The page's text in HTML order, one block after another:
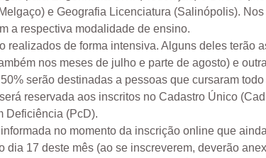
e Geografia Licenciatura (Salinópolis).
a respectiva modalidade de ensino.
realizados de forma intensiva. Alguns deles
nos meses de julho e parte de agosto) e
serão destinadas a pessoas que cursaram
reservada aos inscritos no Cadastro Único
Deficiência (PcD).
no momento da inscrição online que
dia 17 deste mês (ao se inscreverem, deverão